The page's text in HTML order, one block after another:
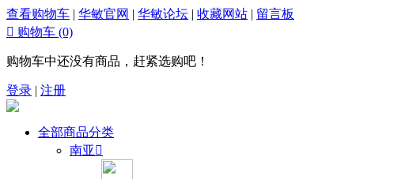
查看购物车 | 华敏官网 | 华敏论坛 | 收藏网站 | 留言板
 购物车 (0)
购物车中还没有商品，赶紧选购吧！
登录 | 注册
全部商品分类
南亚 